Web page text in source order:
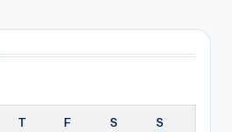
T F S S